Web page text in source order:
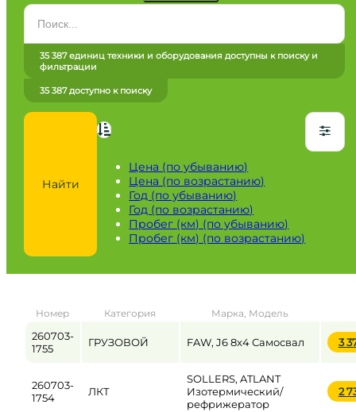
Марка
Все марки
Город / регион
от до
Пробег / Наработка
Цена
от до
Найти
Цена (по убыванию)
Цена (по возрастанию)
Год (по убыванию)
Год (по возрастанию)
Пробег (км) (по убыванию)
Пробег (км) (по возрастанию)
35 387 единиц техники и оборудования доступны к поиску и
фильтрации
35 387 доступно к поиску
Номер Категория Марка, Модель
260703-
1755
ГРУЗОВОЙ FAW, J6 8x4 Самосвал 3
260703-
1754
ЛКТ
SOLLERS, ATLANT
Изотермический/
рефрижератор
2